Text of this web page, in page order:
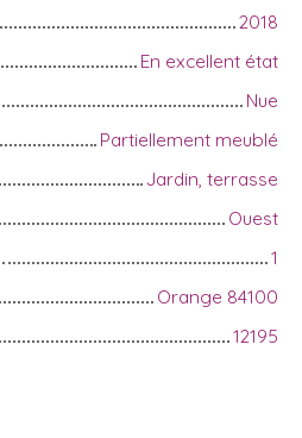
2018
En excellent état
Nue
Partiellement meublé
Jardin, terrasse
Ouest
1
Orange 84100
12195